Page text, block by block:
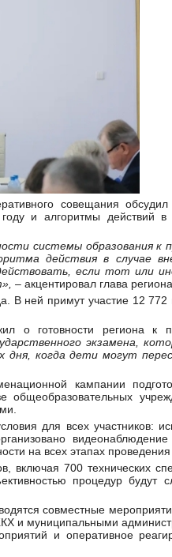
совещания обсудил
и алгоритмы действий в
системы образования к
действия в случае
если тот или
– акцентировал глава
В ней примут участие 12 772
о готовности региона к
экзамена,
дня, когда дети могут
кампании
общеобразовательных
для всех участников:
на всех этапах
включая 700 технических
процедур будут
совместные
и муниципальными
и оперативное